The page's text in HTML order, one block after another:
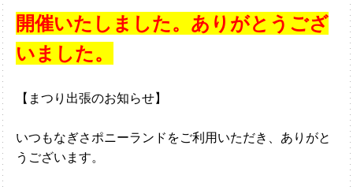
開催いたしました。ありがとうござ
いました。
【まつり出張のお知らせ】
いつもなぎさポニーランドをご利用いただき、ありがと
うございます。